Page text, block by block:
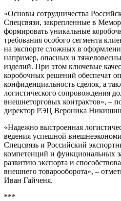
«Основы сотрудничества
Спецсвязи, закрепленные в
формировать уникальные
требования особого сегмента
на экспорте сложных в
например, опасных и
изделий. При этом ключевые
коробочных решений обеспечат
конфиденциальность сделок, а
логистического сопровождения
внешнеторговых контрактов», –
директор РЭЦ Вероника
«Надежно выстроенная
ведения успешной
Спецсвязь и Российский
компетенций и функциональных
развитию экспорта и
внешнего товарооборота», –
Иван Гайченя.
***